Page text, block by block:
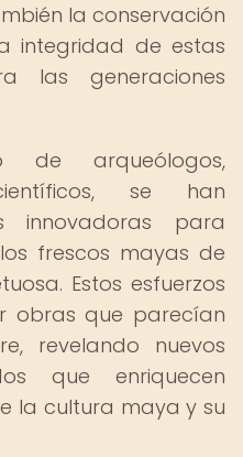
la conservación
integridad de estas
las generaciones
de arqueólogos,
se han
innovadoras para
frescos mayas de
Estos esfuerzos
obras que parecían
revelando nuevos
que enriquecen
la cultura maya y su